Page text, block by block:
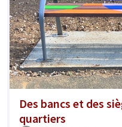
Des bancs et des
quartiers